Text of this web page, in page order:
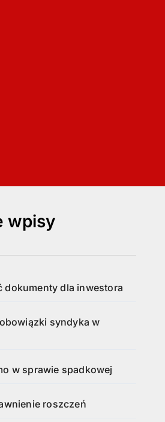
wpisy
dokumenty dla inwestora
syndyka w
w sprawie spadkowej
roszczeń